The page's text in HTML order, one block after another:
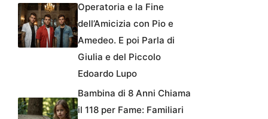
Operatoria e la Fine
dell’Amicizia con Pio e
Amedeo. E poi Parla di
Giulia e del Piccolo
Edoardo Lupo
Bambina di 8 Anni Chiama
il 118 per Fame: Familiari